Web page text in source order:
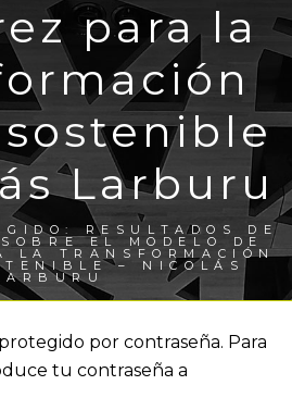
para la
Larburu
RESULTADOS DE
EL MODELO DE
LA TRANSFORMACIÓN
– NICOLÁS
por contraseña. Para
tu contraseña a